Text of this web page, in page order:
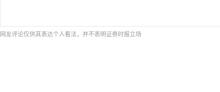
网友评论仅供其表达个人看法，并不表明证券时报立场